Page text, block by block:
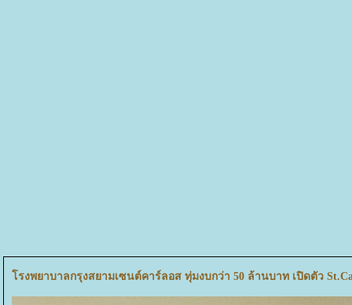
รงพยาบาลกรุงสยามเซนต์คาร์ลอส ทุ่มงบกว่า 50 ล้านบาท เปิดตัว